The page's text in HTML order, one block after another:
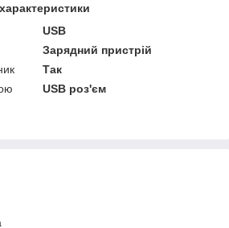
USB
Зарядний пристрій
Так
USB роз'єм